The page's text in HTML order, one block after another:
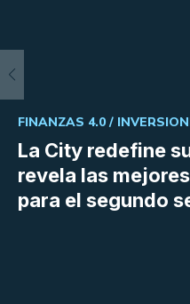
La City redefine
revela las
para el segundo
FINANZAS 4.0 /